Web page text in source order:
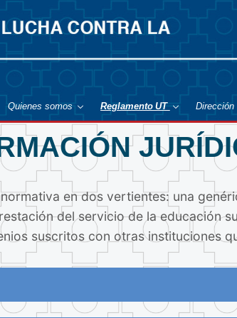
Quienes somos Reglamento UT Dirección
en dos vertientes: una
del servicio de la educación
suscritos con otras instituciones